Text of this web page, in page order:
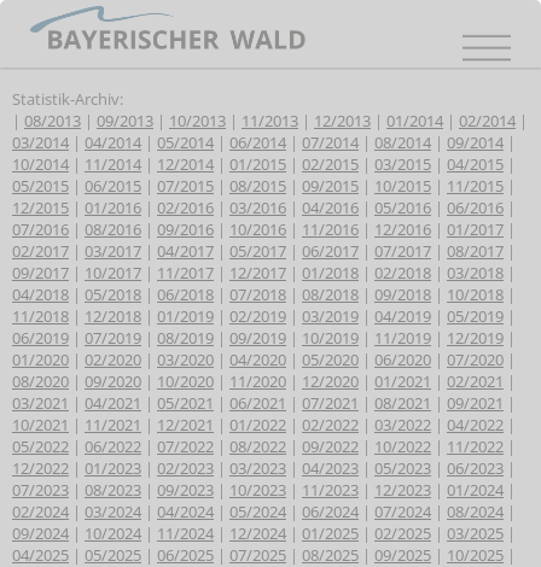
Statistik-Archiv:
| 08/2013 | 09/2013 | 10/2013 | 11/2013 | 12/2013 | 01/2014 | 02/2014 |
03/2014 | 04/2014 | 05/2014 | 06/2014 | 07/2014 | 08/2014 | 09/2014 |
10/2014 | 11/2014 | 12/2014 | 01/2015 | 02/2015 | 03/2015 | 04/2015 |
05/2015 | 06/2015 | 07/2015 | 08/2015 | 09/2015 | 10/2015 | 11/2015 |
12/2015 | 01/2016 | 02/2016 | 03/2016 | 04/2016 | 05/2016 | 06/2016 |
07/2016 | 08/2016 | 09/2016 | 10/2016 | 11/2016 | 12/2016 | 01/2017 |
02/2017 | 03/2017 | 04/2017 | 05/2017 | 06/2017 | 07/2017 | 08/2017 |
09/2017 | 10/2017 | 11/2017 | 12/2017 | 01/2018 | 02/2018 | 03/2018 |
04/2018 | 05/2018 | 06/2018 | 07/2018 | 08/2018 | 09/2018 | 10/2018 |
11/2018 | 12/2018 | 01/2019 | 02/2019 | 03/2019 | 04/2019 | 05/2019 |
06/2019 | 07/2019 | 08/2019 | 09/2019 | 10/2019 | 11/2019 | 12/2019 |
01/2020 | 02/2020 | 03/2020 | 04/2020 | 05/2020 | 06/2020 | 07/2020 |
08/2020 | 09/2020 | 10/2020 | 11/2020 | 12/2020 | 01/2021 | 02/2021 |
03/2021 | 04/2021 | 05/2021 | 06/2021 | 07/2021 | 08/2021 | 09/2021 |
10/2021 | 11/2021 | 12/2021 | 01/2022 | 02/2022 | 03/2022 | 04/2022 |
05/2022 | 06/2022 | 07/2022 | 08/2022 | 09/2022 | 10/2022 | 11/2022 |
12/2022 | 01/2023 | 02/2023 | 03/2023 | 04/2023 | 05/2023 | 06/2023 |
07/2023 | 08/2023 | 09/2023 | 10/2023 | 11/2023 | 12/2023 | 01/2024 |
02/2024 | 03/2024 | 04/2024 | 05/2024 | 06/2024 | 07/2024 | 08/2024 |
09/2024 | 10/2024 | 11/2024 | 12/2024 | 01/2025 | 02/2025 | 03/2025 |
04/2025 | 05/2025 | 06/2025 | 07/2025 | 08/2025 | 09/2025 | 10/2025 |